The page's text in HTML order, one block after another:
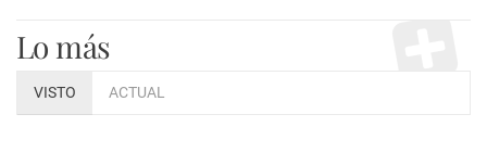
Lo más
VISTO ACTUAL